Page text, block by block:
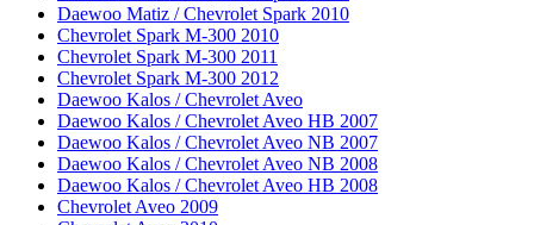
Daewoo Matiz / Chevrolet Spark 2010
Chevrolet Spark M-300 2010
Chevrolet Spark M-300 2011
Chevrolet Spark M-300 2012
Daewoo Kalos / Chevrolet Aveo
Daewoo Kalos / Chevrolet Aveo HB 2007
Daewoo Kalos / Chevrolet Aveo NB 2007
Daewoo Kalos / Chevrolet Aveo NB 2008
Daewoo Kalos / Chevrolet Aveo HB 2008
Chevrolet Aveo 2009